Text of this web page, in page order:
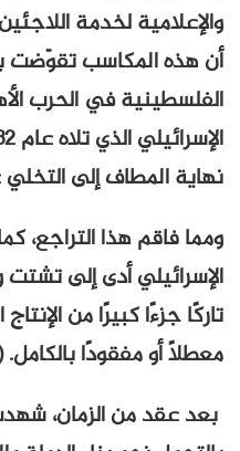
والإعلامية لخدمة
أن هذه المكاسب تقوّضت
الفلسطينية في الحرب
نهاية المطاف إلى
ومما فاقم هذا التراجع،
الإسرائيلي أدى إلى تشتت
تاركًا جزءًا كبيرًا من
معطلاً أو مفقودًا بالكامل.
بعد عقد من الزمان،